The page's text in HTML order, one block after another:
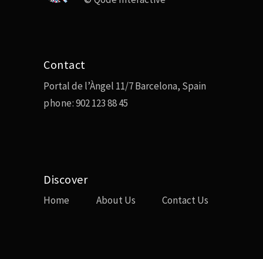
Contact
Portal de l’Àngel 11/7 Barcelona, Spain
phone:902 123 88 45
Discover
Home About Us Contact Us